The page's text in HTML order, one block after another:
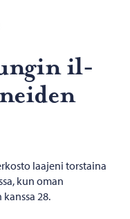
il­
laajeni torstaina
kun oman
28.